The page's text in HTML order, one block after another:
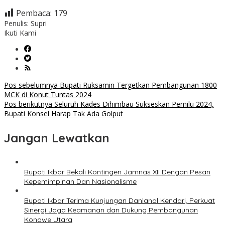
Pembaca: 179
Penulis: Supri
Ikuti Kami
Navigasi
pos
Pos sebelumnya Bupati Ruksamin Tergetkan Pembangunan 1800
MCK di Konut Tuntas 2024
Pos berikutnya Seluruh Kades Dihimbau Sukseskan Pemilu 2024,
Bupati Konsel Harap Tak Ada Golput
Jangan Lewatkan
Bupati Ikbar Bekali Kontingen Jamnas XII Dengan Pesan
Kepemimpinan Dan Nasionalisme
Bupati Ikbar Terima Kunjungan Danlanal Kendari, Perkuat
Sinergi Jaga Keamanan dan Dukung Pembangunan
Konawe Utara